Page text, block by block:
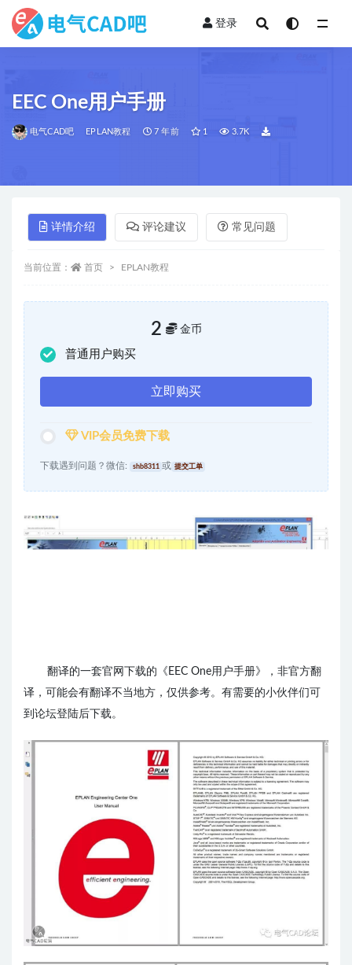
登录
EEC One用户手册
电气CAD吧 EPLAN教程 7 年前 1 3.7K
详情介绍 评论建议 常见问题
当前位置： 首页 EPLAN教程
2 金币
普通用户购买
立即购买
VIP会员免费下载
下载遇到问题？微信: shb8311 或 提交工单
翻译的一套官网下载的《 EEC One用户手册》，非官方翻
译，可能会有翻译不当地方，仅供参考。有需要的小伙伴们可
到论坛登陆后下载。